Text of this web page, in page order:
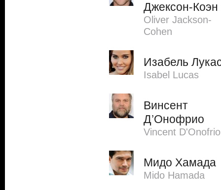
Джексон-Коэн
Oliver Jackson-
Cohen
Изабель
Isabel Lucas
Винсент
Д’Онофрио
Vincent D'Onofrio
Мидо Хамада
Mido Hamada